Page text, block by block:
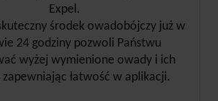
Expel.
środek owadobójczy już w
24 godziny pozwoli Państwu
wyżej wymienione owady i ich
zapewniając łatwość w aplikacji.